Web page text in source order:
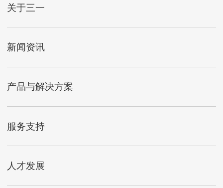
关于三一
新闻资讯
产品与解决方案
服务支持
人才发展